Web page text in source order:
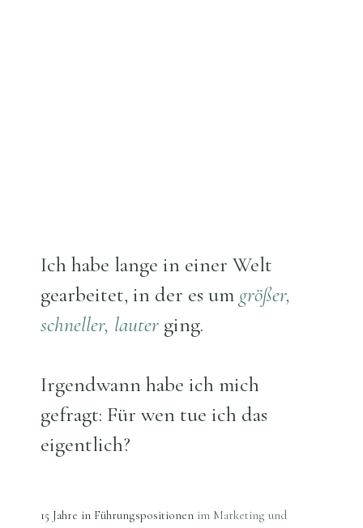
Ich habe lange in einer Welt
gearbeitet, in der es um größer,
schneller, lauter ging.
Irgendwann habe ich mich
gefragt: Für wen tue ich das
eigentlich?
15 Jahre in Führungspositionen im Marketing und